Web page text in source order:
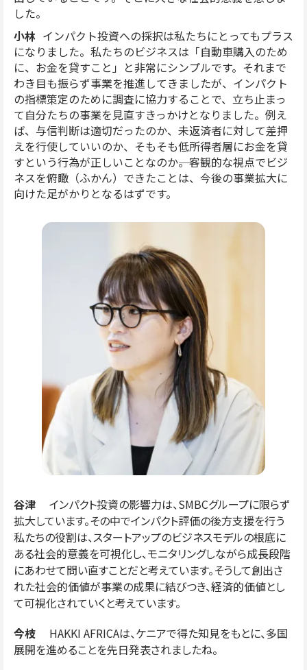
した。
小林 インパクト投資への採択は私たちにとってもプラス
になりました。私たちのビジネスは「自動車購入のため
に、お金を貸すこと」と非常にシンプルです。それまで
わき目も振らず事業を推進してきましたが、インパクト
の指標策定のために調査に協力することで、立ち止まっ
て自分たちの事業を見直すきっかけとなりました。例え
ば、与信判断は適切だったのか、未返済者に対して差押
えを行使していいのか、そもそも低所得者層にお金を貸
すという行為が正しいことなのか――。客観的な視点でビジ
ネスを俯瞰（ふかん）できたことは、今後の事業拡大に
向けた足がかりとなるはずです。
谷津
インパクト投資の影響力は、SMBCグループに限らず
拡大しています。その中でインパクト評価の後方支援を行う
私たちの役割は、スタートアップのビジネスモデルの根底に
ある社会的意義を可視化し、モニタリングしながら成長段階
にあわせて問い直すことだと考えています。そうして創出さ
れた社会的価値が事業の成果に結びつき、経済的価値とし
て可視化されていくと考えています。
今枝
HAKKI AFRICAは、ケニアで得た知見をもとに、多国
展開を進めることを先日発表されましたね。